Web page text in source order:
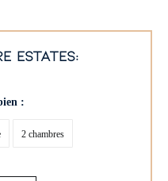
estates:
:
2 chambres